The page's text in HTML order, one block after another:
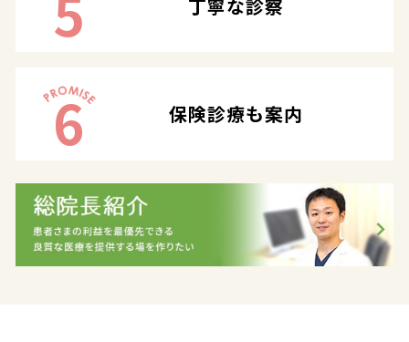
丁寧な診察
6 保険診療も案内